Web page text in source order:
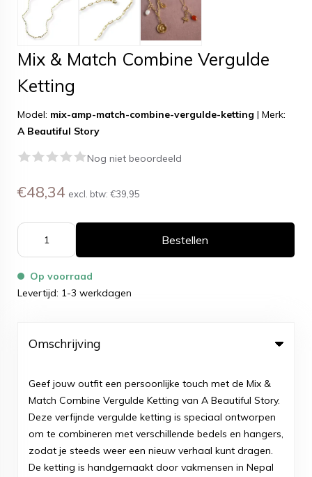
Mix & Match Combine Vergulde
Ketting
Model: mix-amp-match-combine-vergulde-ketting | Merk:
A Beautiful Story
Nog niet beoordeeld
€48,34 excl. btw: €39,95
Bestellen
Op voorraad
Levertijd: 1-3 werkdagen
Omschrijving
Geef jouw outfit een persoonlijke touch met de Mix &
Match Combine Vergulde Ketting van A Beautiful Story.
Deze verfijnde vergulde ketting is speciaal ontworpen
om te combineren met verschillende bedels en hangers,
zodat je steeds weer een nieuw verhaal kunt dragen.
De ketting is handgemaakt door vakmensen in Nepal